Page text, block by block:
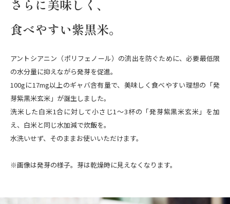
さらに美味しく、
食べやすい紫黒米。
アントシアニン（ポリフェノール）の流出を防ぐために、必要最低限
の水分量に抑えながら発芽を促進。
100gに17mg以上のギャバ含有量で、美味しく食べやすい理想の「発
芽紫黒米玄米」が誕生しました。
洗米した白米1合に対して小さじ1〜3杯の「発芽紫黒米玄米」を加
え、白米と同じ水加減で炊飯を。
水洗いせず、そのままお使いいただけます。
※画像は発芽の様子。芽は乾燥時に見えなくなります。